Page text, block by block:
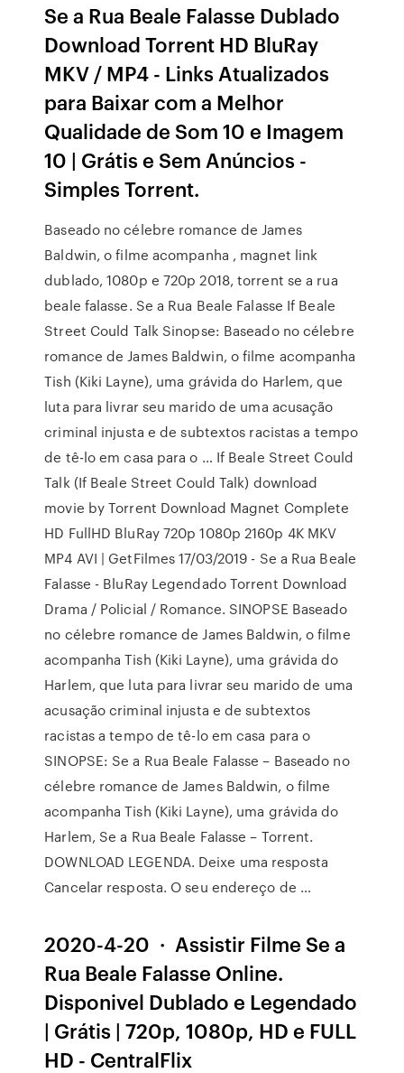
Se a Rua Beale Falasse Dublado
Download Torrent HD BluRay
MKV / MP4 - Links Atualizados
para Baixar com a Melhor
Qualidade de Som 10 e Imagem
10 | Grátis e Sem Anúncios -
Simples Torrent.
Baseado no célebre romance de James
Baldwin, o filme acompanha , magnet link
dublado, 1080p e 720p 2018, torrent se a rua
beale falasse. Se a Rua Beale Falasse If Beale
Street Could Talk Sinopse: Baseado no célebre
romance de James Baldwin, o filme acompanha
Tish (Kiki Layne), uma grávida do Harlem, que
luta para livrar seu marido de uma acusação
criminal injusta e de subtextos racistas a tempo
de tê-lo em casa para o … If Beale Street Could
Talk (If Beale Street Could Talk) download
movie by Torrent Download Magnet Complete
HD FullHD BluRay 720p 1080p 2160p 4K MKV
MP4 AVI | GetFilmes 17/03/2019 - Se a Rua Beale
Falasse - BluRay Legendado Torrent Download
Drama / Policial / Romance. SINOPSE Baseado
no célebre romance de James Baldwin, o filme
acompanha Tish (Kiki Layne), uma grávida do
Harlem, que luta para livrar seu marido de uma
acusação criminal injusta e de subtextos
racistas a tempo de tê-lo em casa para o
SINOPSE: Se a Rua Beale Falasse – Baseado no
célebre romance de James Baldwin, o filme
acompanha Tish (Kiki Layne), uma grávida do
Harlem, Se a Rua Beale Falasse – Torrent.
DOWNLOAD LEGENDA. Deixe uma resposta
Cancelar resposta. O seu endereço de …
2020-4-20 · Assistir Filme Se a
Rua Beale Falasse Online.
Disponivel Dublado e Legendado
| Grátis | 720p, 1080p, HD e FULL
HD - CentralFlix